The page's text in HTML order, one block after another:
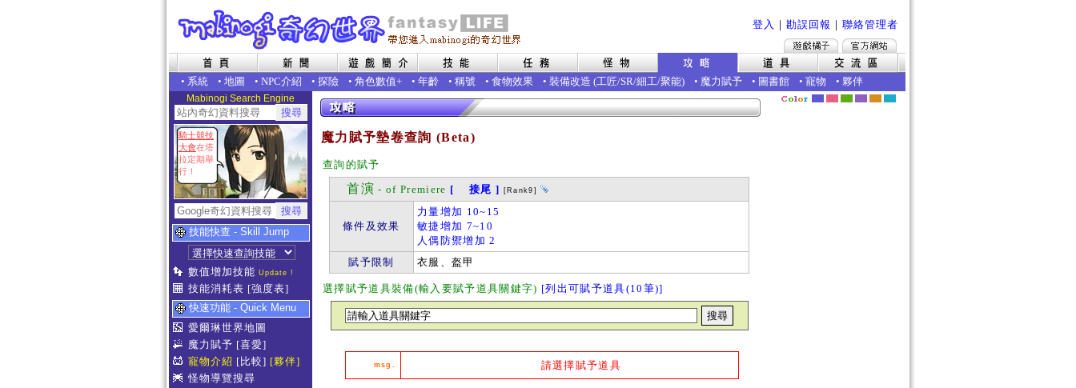
登入 ｜ 勘誤回報 ｜ 聯絡管理者
• 系統 • 地圖 • NPC介紹 • 探險 • 角色數值+ • 年齡 • 稱號 • 食物效果 • 裝備改造 (工匠/SR/細工/聚能) • 魔力賦予 • 圖書館 • 寵物 • 夥伴
Mabinogi Search Engine
騎士競技
大會在塔
拉定期舉
行！
技能快查 - Skill Jump
數值增加技能 Update !
技能消耗表 [強度表]
快速功能 - Quick Menu
愛爾琳世界地圖
魔力賦予 [喜愛]
寵物介紹 [比較] [夥伴]
怪物導覽搜尋
魔力賦予墊卷查詢 (Beta)
查詢的賦予
首演 - of Premiere [ 接尾 ] [Rank9]
條件及效果
力量增加 10~15
敏捷增加 7~10
人偶防禦增加 2
賦予限制
衣服、盔甲
選擇賦予道具裝備(輸入要賦予道具關鍵字) [列出可賦予道具(10筆)]
msg. 請選擇賦予道具